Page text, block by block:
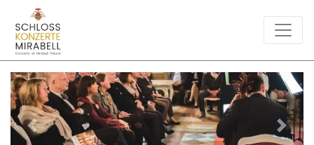
Previous Next